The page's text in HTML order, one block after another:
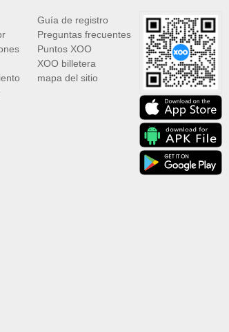
Guía de registro
Preguntas frecuentes
Puntos XOO
XOO billetera
mapa del sitio